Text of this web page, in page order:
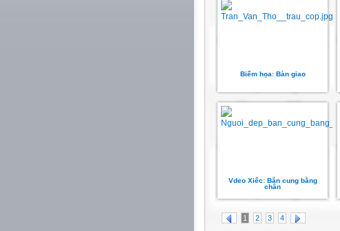
Biếm họa: Bàn giao
Vdeo Xiếc: Bắn cung bằng
chân
1 2 3 4